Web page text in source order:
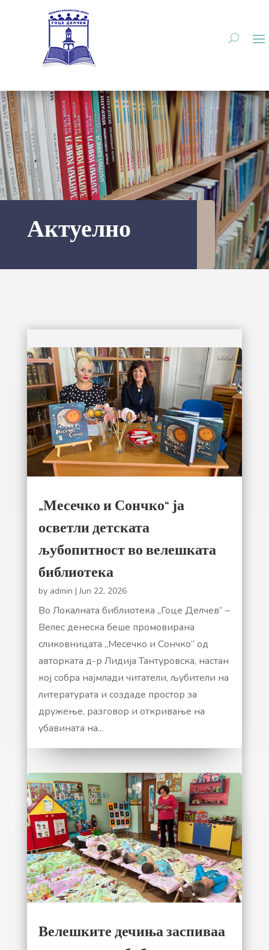
Актуелно
„Месечко и Сончко“ ја
осветли детската
љубопитност во велешката
библиотека
by admin |Jun 22, 2026
Во Локалната библиотека „Гоце Делчев“ –
Велес денеска беше промовирана
сликовницата „Месечко и Сончко“ од
авторката д-р Лидија Тантуровска, настан
кој собра најмлади читатели, љубители на
литературата и создаде простор за
дружење, разговор и откривање на
убавината на...
Велешките дечиња заспиваа